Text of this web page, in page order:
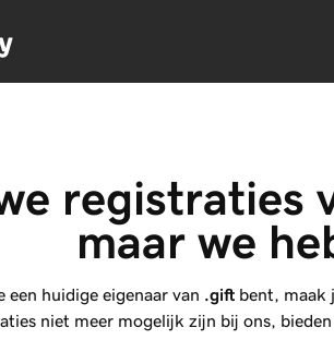
registraties
maar we
een huidige eigenaar van .giftbent, maak
niet meer mogelijk zijn bij ons,